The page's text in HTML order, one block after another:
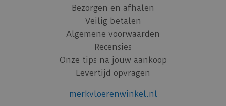
Bezorgen en afhalen
Veilig betalen
Algemene voorwaarden
Recensies
Onze tips na jouw aankoop
Levertijd opvragen
merkvloerenwinkel.nl